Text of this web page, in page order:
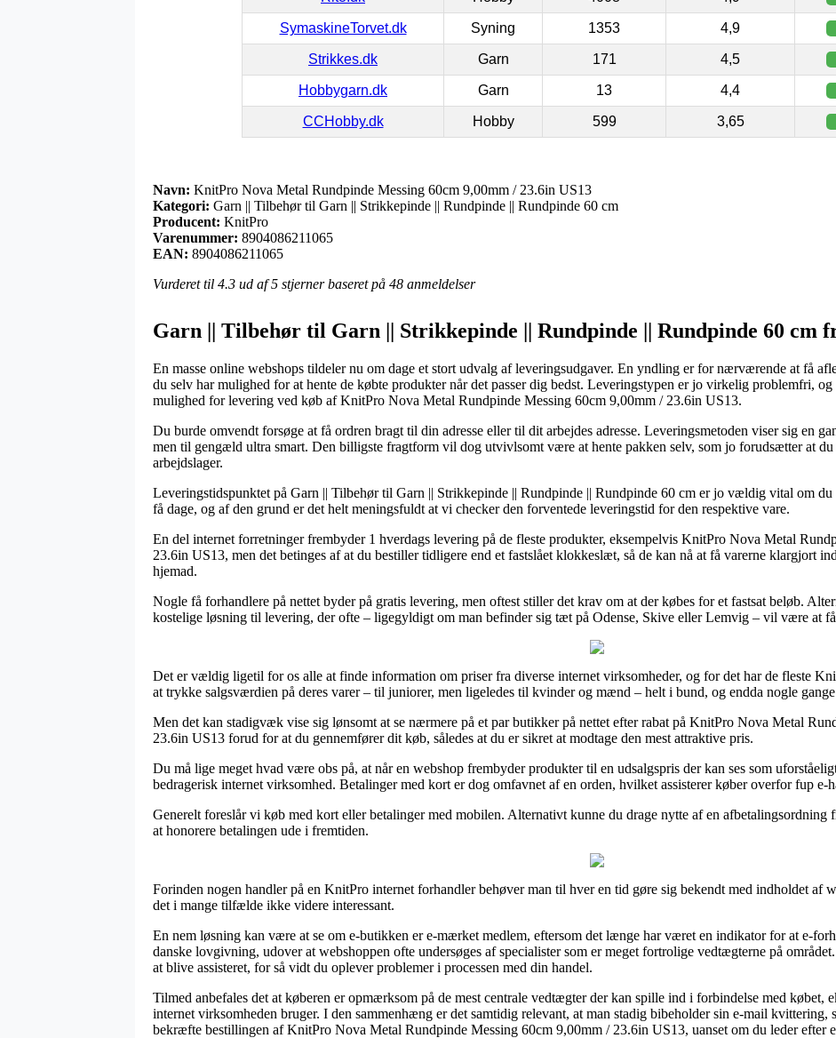
SymaskineTorvet.dk Syning 1353 4,9
Strikkes.dk Garn 171 4,5
Hobbygarn.dk Garn 13 4,4
CCHobby.dk Hobby 599 3,65
Navn: KnitPro Nova Metal Rundpinde Messing 60cm 9,00mm / 23.6in US13
Kategori: Garn || Tilbehør til Garn || Strikkepinde || Rundpinde || Rundpinde 60 cm
Producent: KnitPro
Varenummer: 8904086211065
EAN: 8904086211065
Vurderet til 4.3 ud af 5 stjerner baseret på 48 anmeldelser
Garn || Tilbehør til Garn || Strikkepinde || Rundpinde || Rundpinde 60 cm
En masse online webshops tildeler nu om dage et stort udvalg af leveringsudgaver. En yndling er for nærværende at få
du selv har mulighed for at hente de købte produkter når det passer dig bedst. Leveringstypen er jo virkelig problemfri,
mulighed for levering ved køb af KnitPro Nova Metal Rundpinde Messing 60cm 9,00mm / 23.6in US13.
Du burde omvendt forsøge at få ordren bragt til din adresse eller til dit arbejdes adresse. Leveringsmetoden viser sig en
men til gengæld ultra smart. Den billigste fragtform vil dog utvivlsomt være at hente pakken selv, som jo forudsætter at
arbejdslager.
Leveringstidspunktet på Garn || Tilbehør til Garn || Strikkepinde || Rundpinde || Rundpinde 60 cm er jo vældig vital om
få dage, og af den grund er det helt meningsfuldt at vi checker den forventede leveringstid for den respektive vare.
En del internet forretninger frembyder 1 hverdags levering på de fleste produkter, eksempelvis KnitPro Nova Metal
23.6in US13, men det betinges af at du bestiller tidligere end et fastslået klokkeslæt, så de kan nå at få varerne klargjort
hjemad.
Nogle få forhandlere på nettet byder på gratis levering, men oftest stiller det krav om at der købes for et fastsat beløb.
kostelige løsning til levering, der ofte – ligegyldigt om man befinder sig tæt på Odense, Skive eller Lemvig – vil være at
Det er vældig ligetil for os alle at finde information om priser fra diverse internet virksomheder, og for det har de fleste
at trykke salgsværdien på deres varer – til juniorer, men ligeledes til kvinder og mænd – helt i bund, og endda nogle
Men det kan stadigvæk vise sig lønsomt at se nærmere på et par butikker på nettet efter rabat på KnitPro Nova Metal
23.6in US13 forud for at du gennemfører dit køb, således at du er sikret at modtage den mest attraktive pris.
Du må lige meget hvad være obs på, at når en webshop frembyder produkter til en udsalgspris der kan ses som
bedragerisk internet virksomhed. Betalinger med kort er dog omfavnet af en orden, hvilket assisterer køber overfor fup e-
Generelt foreslår vi køb med kort eller betalinger med mobilen. Alternativt kunne du drage nytte af en
at honorere betalingen ude i fremtiden.
Forinden nogen handler på en KnitPro internet forhandler behøver man til hver en tid gøre sig bekendt med indholdet af
det i mange tilfælde ikke videre interessant.
En nem løsning kan være at se om e-butikken er e-mærket medlem, eftersom det længe har været en indikator for at e-
danske lovgivning, udover at webshoppen ofte undersøges af specialister som er meget fortrolige vedtægterne på
at blive assisteret, for så vidt du oplever problemer i processen med din handel.
Tilmed anbefales det at køberen er opmærksom på de mest centrale vedtægter der kan spille ind i forbindelse med købet,
internet virksomheden bruger. I den sammenhæng er det samtidig relevant, at man stadig bibeholder sin e-mail kvittering,
bekræfte bestillingen af KnitPro Nova Metal Rundpinde Messing 60cm 9,00mm / 23.6in US13, uanset om du leder efter